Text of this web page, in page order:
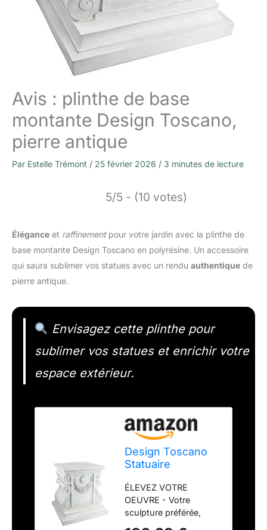
Avis : plinthe de base
montante Design Toscano,
pierre antique
Par Estelle Trémont / 25 février 2026 / 3 minutes de lecture
5/5 - (10 votes)
Élégance et raffinementpour votre jardin avec la plinthe de
base montante Design Toscano en polyrésine. Un accessoire
qui saura sublimer vos statues avec un rendu authentique de
pierre antique.
Envisagez cette plinthe pour
sublimer vos statues et enrichir votre
espace extérieur.
Design Toscano
Statuaire
de Base Montante
pour Jardin, Grand
38 cm, polyrésine,
pierre antique
ÉLEVEZ VOTRE
OEUVRE - Votre
sculpture préférée,